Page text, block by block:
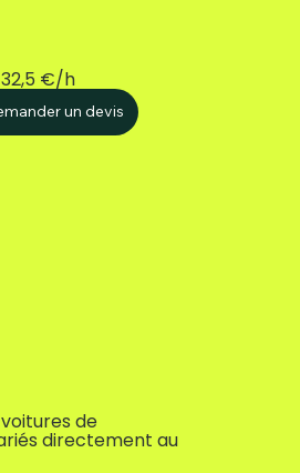
€/h
un devis
de
directement au